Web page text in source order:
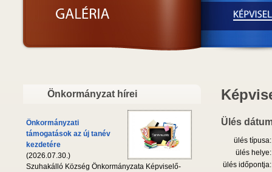
Önkormányzat hírei
Önkormányzati
támogatások az új tanév
kezdetére
(2026.07.30.)
Szuhakálló Község Önkormányzata Képviselő-
Ülés
ülés típusa:
ülés helye:
ülés időpontja: